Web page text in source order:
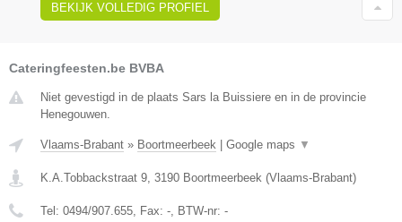
BEKIJK VOLLEDIG PROFIEL
Cateringfeesten.be BVBA
Niet gevestigd in de plaats Sars la Buissiere en in de provincie
Henegouwen.
Vlaams-Brabant » Boortmeerbeek Google maps ▼
K.A.Tobbackstraat 9, 3190 Boortmeerbeek (Vlaams-Brabant)
Tel: 0494/907.655, Fax: -, BTW-nr: -